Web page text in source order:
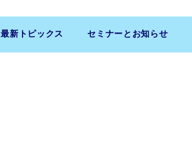
最新トピックス セミナーとお知らせ